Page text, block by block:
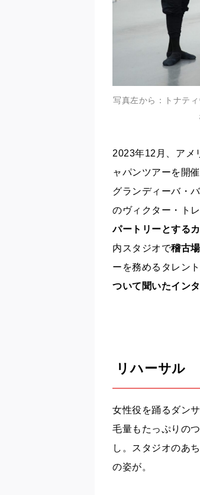
写真左から：トナテ
2023年12月、アメ
ャパンツアーを開催
グランディーバ・
のヴィクター・ト
パートリーとする
内スタジオで稽古
ーを務めるタレン
ついて聞いたイン
リハーサル
女性役を踊るダン
毛量もたっぷりの
し。スタジオのあ
の姿が。